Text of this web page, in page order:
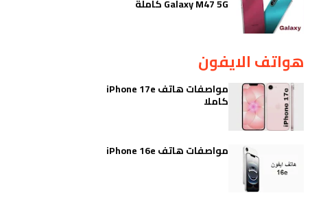
Galaxy M47 5G كاملة
هواتف الايفون
مواصفات هاتف iPhone 17e
كاملا
مواصفات هاتف iPhone 16e